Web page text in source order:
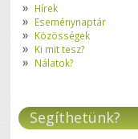
Hírek
Eseménynaptár
Közösségek
Ki mit tesz?
Nálatok?
Segíthetünk?